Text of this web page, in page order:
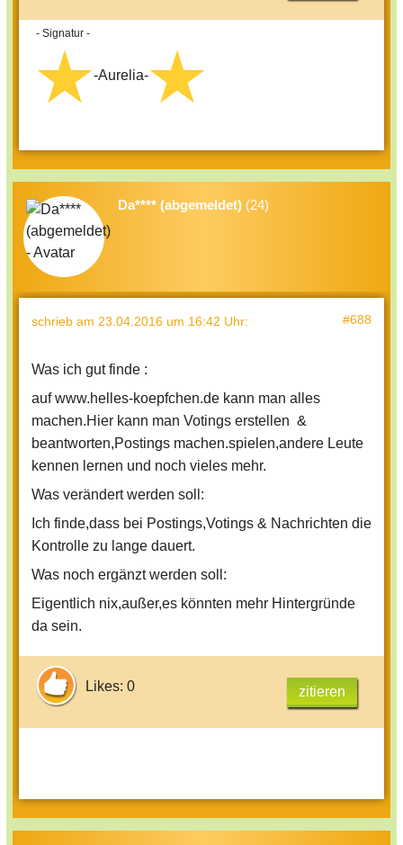
- Signatur -
-Aurelia-
Da**** (abgemeldet) (24)
schrieb am 23.04.2016 um 16:42 Uhr: #688
Was ich gut finde :
auf www.helles-koepfchen.de kann man alles
machen.Hier kann man Votings erstellen &
beantworten,Postings machen.spielen,andere Leute
kennen lernen und noch vieles mehr.
Was verändert werden soll:
Ich finde,dass bei Postings,Votings & Nachrichten die
Kontrolle zu lange dauert.
Was noch ergänzt werden soll:
Eigentlich nix,außer,es könnten mehr Hintergründe
da sein.
Likes: 0 zitieren